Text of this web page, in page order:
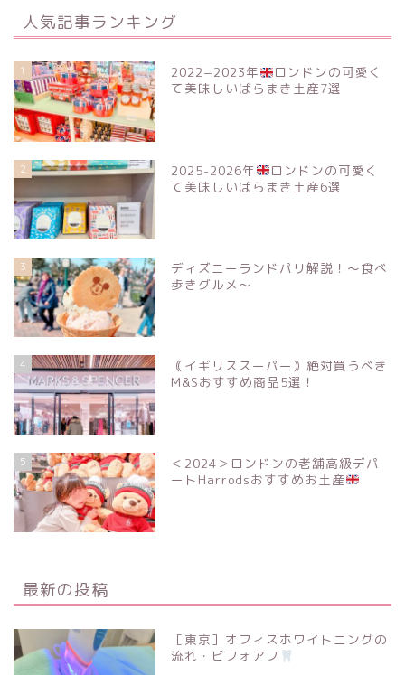
人気記事ランキング
1 2022−2023年
ロンドンの可愛く
て美味しいばらまき土産7選
2 2025-2026年
ロンドンの可愛く
て美味しいばらまき土産6選
3
ディズニーランドパリ解説！〜食べ
歩きグルメ〜
4
｟イギリススーパー｠絶対買うべき
M&Sおすすめ商品5選！
5
＜2024＞ロンドンの老舗高級デパ
ートHarrodsおすすめお土産
最新の投稿
［東京］オフィスホワイトニングの
流れ・ビフォアフ